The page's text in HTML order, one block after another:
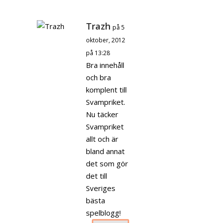
Trazh på 5
oktober, 2012
på 13:28
Bra innehåll
och bra
komplent till
Svampriket.
Nu täcker
Svampriket
allt och är
bland annat
det som gör
det till
Sveriges
bästa
spelblogg!